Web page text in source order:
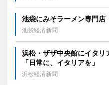
池袋にみそラーメン専門
池袋経済新聞
浜松・ザザ中央館にイタ
「日常に、イタリアを」
浜松経済新聞